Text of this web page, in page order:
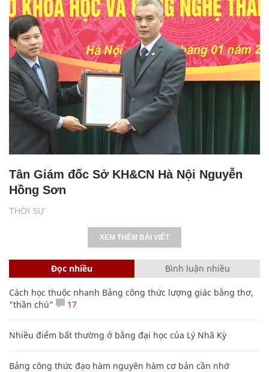
THỜI SỰ
Tân Giám đốc Sở KH&CN Hà Nội Nguyễn
Hồng Sơn
XEM THÊM BÀI VIẾT
Đọc nhiều Bình luận nhiều
Cách học thuộc nhanh Bảng công thức lượng giác bằng thơ,
"thần chú"
17
Nhiều điểm bất thường ở bằng đại học của Lý Nhã Kỳ
Bảng công thức đạo hàm nguyên hàm cơ bản cần nhớ